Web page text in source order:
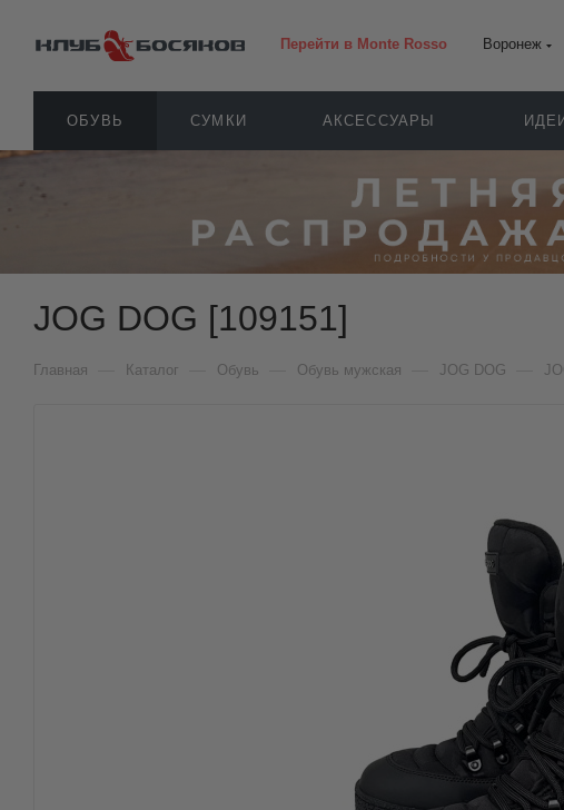
Перейти в Monte Rosso Воронеж
ОБУВЬ СУМКИ АКСЕССУАРЫ
JOG DOG [109151]
Главная Каталог Обувь Обувь мужская JOG DOG